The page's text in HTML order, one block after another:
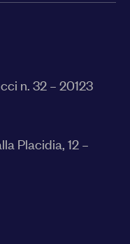
n. 32 – 20123
Placidia, 12 –